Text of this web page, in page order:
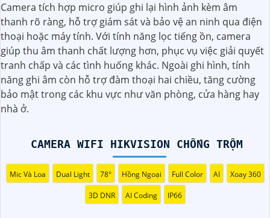
Camera tích hợp micro giúp ghi lại hình ảnh kèm âm
thanh rõ ràng, hỗ trợ giám sát và bảo vệ an ninh qua điện
thoại hoặc máy tính. Với tính năng lọc tiếng ồn, camera
giúp thu âm thanh chất lượng hơn, phục vụ việc giải quyết
tranh chấp và các tình huống khác. Ngoài ghi hình, tính
năng ghi âm còn hỗ trợ đàm thoại hai chiều, tăng cường
bảo mật trong các khu vực như văn phòng, cửa hàng hay
nhà ở.
CAMERA WIFI HIKVISION CHỐNG TRỘM
Mic Và Loa Dual Light 78° Hồng Ngoại Full Color AI Xoay 360
3D DNR AI Coding IP66